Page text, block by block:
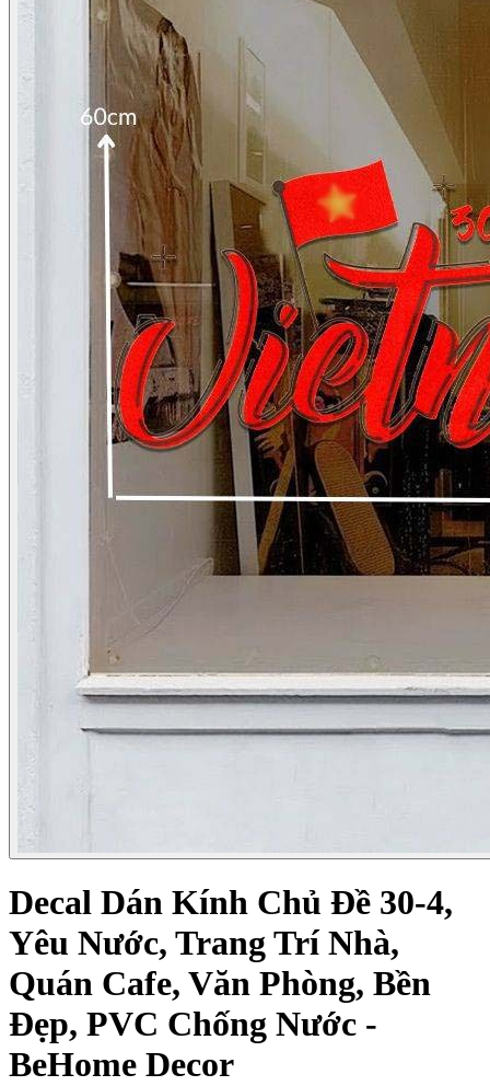
Decal Dán Kính Chủ Đề 30-4,
Yêu Nước, Trang Trí Nhà,
Quán Cafe, Văn Phòng, Bền
Đẹp, PVC Chống Nước -
BeHome Decor